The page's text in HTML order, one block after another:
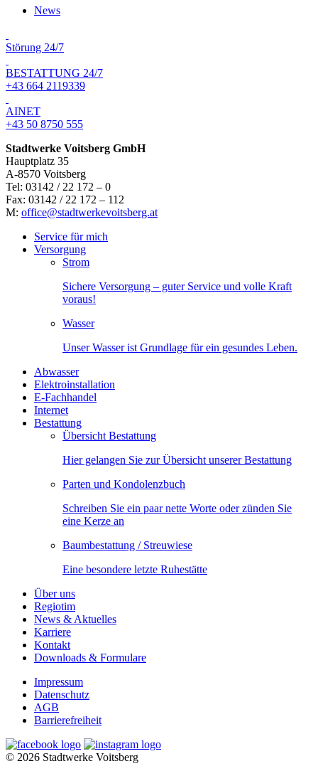
News
Störung 24/7
BESTATTUNG 24/7
+43 664 2119339
AINET
+43 50 8750 555
Stadtwerke Voitsberg GmbH
Hauptplatz 35
A-8570 Voitsberg
Tel: 03142 / 22 172 – 0
Fax: 03142 / 22 172 – 112
M: office@stadtwerkevoitsberg.at
Service für mich
Versorgung
Strom
Sichere Versorgung – guter Service und volle Kraft
voraus!
Wasser
Unser Wasser ist Grundlage für ein gesundes Leben.
Abwasser
Elektroinstallation
E-Fachhandel
Internet
Bestattung
Übersicht Bestattung
Hier gelangen Sie zur Übersicht unserer Bestattung
Parten und Kondolenzbuch
Schreiben Sie ein paar nette Worte oder zünden Sie
eine Kerze an
Baumbestattung / Streuwiese
Eine besondere letzte Ruhestätte
Über uns
Regiotim
News & Aktuelles
Karriere
Kontakt
Downloads & Formulare
Impressum
Datenschutz
AGB
Barrierefreiheit
© 2026 Stadtwerke Voitsberg